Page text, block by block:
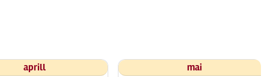
aprill
mai